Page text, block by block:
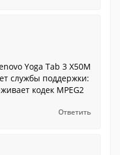
Yoga Tab 3 X50M
службы поддержки:
кодек MPEG2
Ответить